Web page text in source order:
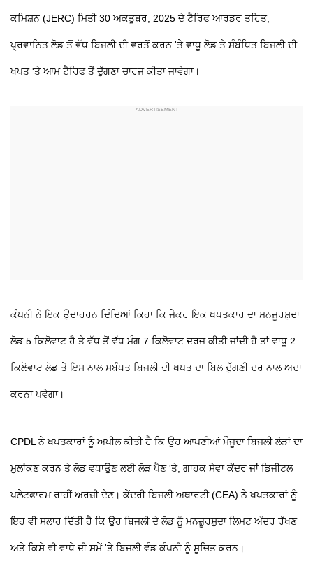
ਕਮਿਸ਼ਨ (JERC) ਮਿਤੀ 30 ਅਕਤੂਬਰ, 2025 ਦੇ ਟੈਰਿਫ ਆਰਡਰ ਤਹਿਤ,
ਪ੍ਰਵਾਨਿਤ ਲੋਡ ਤੋਂ ਵੱਧ ਬਿਜਲੀ ਦੀ ਵਰਤੋਂ ਕਰਨ 'ਤੇ ਵਾਧੂ ਲੋਡ ਤੇ ਸੰਬੰਧਿਤ ਬਿਜਲੀ ਦੀ
ਖਪਤ 'ਤੇ ਆਮ ਟੈਰਿਫ ਤੋਂ ਦੁੱਗਣਾ ਚਾਰਜ ਕੀਤਾ ਜਾਵੇਗਾ।
ਕੰਪਨੀ ਨੇ ਇਕ ਉਦਾਹਰਨ ਦਿੰਦਿਆਂ ਕਿਹਾ ਕਿ ਜੇਕਰ ਇਕ ਖਪਤਕਾਰ ਦਾ ਮਨਜ਼ੂਰਸ਼ੁਦਾ
ਲੋਡ 5 ਕਿਲੋਵਾਟ ਹੈ ਤੇ ਵੱਧ ਤੋਂ ਵੱਧ ਮੰਗ 7 ਕਿਲੋਵਾਟ ਦਰਜ ਕੀਤੀ ਜਾਂਦੀ ਹੈ ਤਾਂ ਵਾਧੂ 2
ਕਿਲੋਵਾਟ ਲੋਡ ਤੇ ਇਸ ਨਾਲ ਸਬੰਧਤ ਬਿਜਲੀ ਦੀ ਖਪਤ ਦਾ ਬਿਲ ਦੁੱਗਣੀ ਦਰ ਨਾਲ ਅਦਾ
ਕਰਨਾ ਪਵੇਗਾ।
CPDL ਨੇ ਖਪਤਕਾਰਾਂ ਨੂੰ ਅਪੀਲ ਕੀਤੀ ਹੈ ਕਿ ਉਹ ਆਪਣੀਆਂ ਮੌਜੂਦਾ ਬਿਜਲੀ ਲੋੜਾਂ ਦਾ
ਮੁਲਾਂਕਣ ਕਰਨ ਤੇ ਲੋਡ ਵਧਾਉਣ ਲਈ ਲੋੜ ਪੈਣ 'ਤੇ, ਗਾਹਕ ਸੇਵਾ ਕੇਂਦਰ ਜਾਂ ਡਿਜੀਟਲ
ਪਲੇਟਫਾਰਮ ਰਾਹੀਂ ਅਰਜ਼ੀ ਦੇਣ। ਕੇਂਦਰੀ ਬਿਜਲੀ ਅਥਾਰਟੀ (CEA) ਨੇ ਖਪਤਕਾਰਾਂ ਨੂੰ
ਇਹ ਵੀ ਸਲਾਹ ਦਿੱਤੀ ਹੈ ਕਿ ਉਹ ਬਿਜਲੀ ਦੇ ਲੋਡ ਨੂੰ ਮਨਜ਼ੂਰਸ਼ੁਦਾ ਲਿਮਟ ਅੰਦਰ ਰੱਖਣ
ਅਤੇ ਕਿਸੇ ਵੀ ਵਾਧੇ ਦੀ ਸਮੇਂ 'ਤੇ ਬਿਜਲੀ ਵੰਡ ਕੰਪਨੀ ਨੂੰ ਸੂਚਿਤ ਕਰਨ।